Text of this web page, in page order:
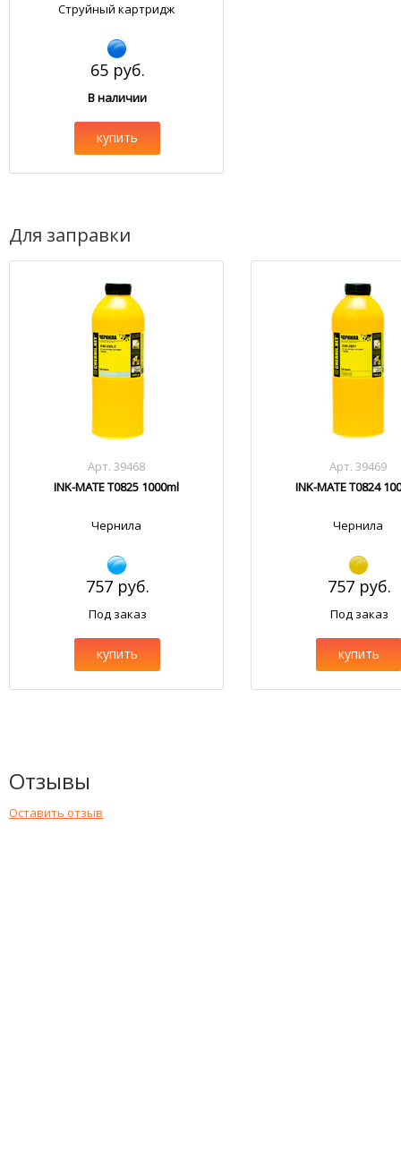
Струйный картридж
65 руб.
В наличии
купить
Для заправки
Арт. 39468
INK-MATE T0825 1000ml
Чернила
757 руб.
Под заказ
купить
Арт. 39469
INK-MATE T0824
Чернила
757 руб.
Под заказ
купить
Отзывы
Оставить отзыв